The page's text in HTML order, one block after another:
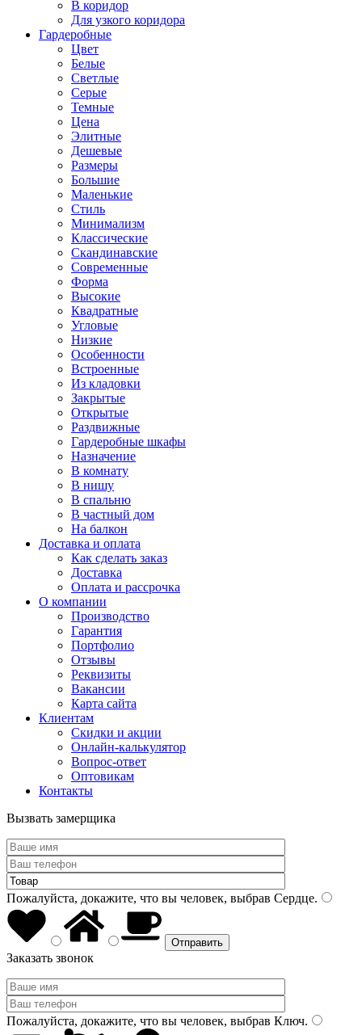
В коридор
Для узкого коридора
Гардеробные
Цвет
Белые
Светлые
Серые
Темные
Цена
Элитные
Дешевые
Размеры
Большие
Маленькие
Стиль
Минимализм
Классические
Скандинавские
Современные
Форма
Высокие
Квадратные
Угловые
Низкие
Особенности
Встроенные
Из кладовки
Закрытые
Открытые
Раздвижные
Гардеробные шкафы
Назначение
В комнату
В нишу
В спальню
В частный дом
На балкон
Доставка и оплата
Как сделать заказ
Доставка
Оплата и рассрочка
О компании
Производство
Гарантия
Портфолио
Отзывы
Реквизиты
Вакансии
Карта сайта
Клиентам
Скидки и акции
Онлайн-калькулятор
Вопрос-ответ
Оптовикам
Контакты
Вызвать замерщика
Пожалуйста, докажите, что вы человек, выбрав Сердце.
Заказать звонок
Пожалуйста, докажите, что вы человек, выбрав Ключ.